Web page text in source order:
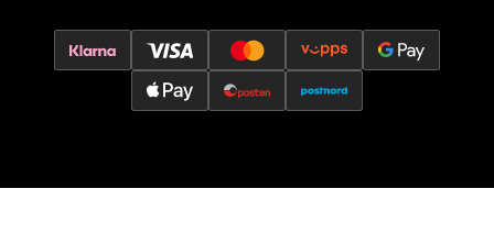
Strømmen - Thon Senter Strømmen